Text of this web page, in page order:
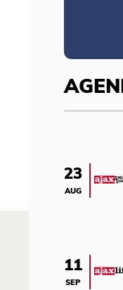
23
AUG
11
SEP